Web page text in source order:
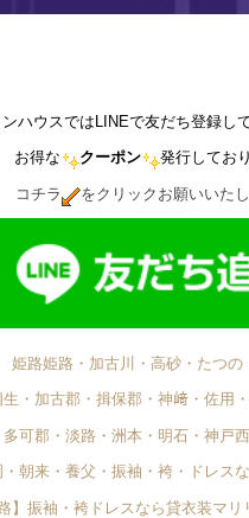
ハウスではLINEで友だち登録し
お得な クーポン 発行してお
コチラ をクリックお願いいた
姫路姫路・加古川・高砂・たつの
生・加古郡・揖保郡・神﨑・佐用
多可郡・淡路・洲本・明石・神戸
朝来・養父・振袖・袴・ドレス
】振袖・袴ドレスなら貸衣装マリ